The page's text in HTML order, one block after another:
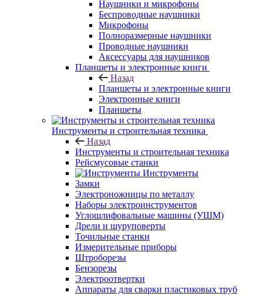
Наушники и микрофоны
Беспроводные наушники
Микрофоны
Полноразмерные наушники
Проводные наушники
Аксессуары для наушников
Планшеты и электронные книги
Назад
Планшеты и электронные книги
Электронные книги
Планшеты
Инструменты и строительная техника
Назад
Инструменты и строительная техника
Рейсмусовые станки
Инструменты
Замки
Электроножницы по металлу
Наборы электроинструментов
Углошлифовальные машины (УШМ)
Дрели и шуруповерты
Точильные станки
Измерительные приборы
Штроборезы
Бензорезы
Электроотвертки
Аппараты для сварки пластиковых труб